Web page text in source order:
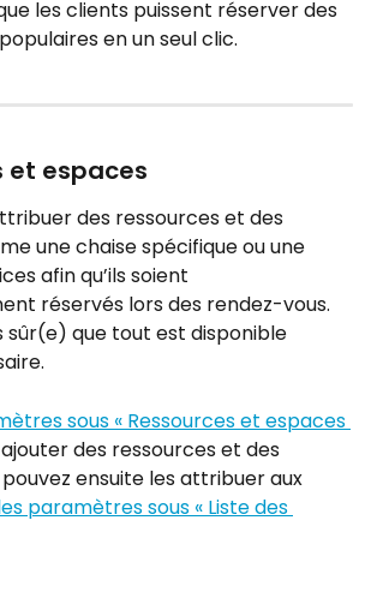
les clients puissent réserver des
en un seul clic.
et espaces
des ressources et des
une chaise spécifique ou une
afin qu’ils soient
réservés lors des rendez-vous.
sûr(e) que tout est disponible
sous « Ressources et espaces
des ressources et des
ensuite les attribuer aux
paramètres sous « Liste des